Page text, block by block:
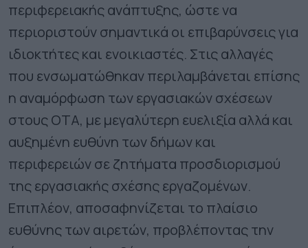
περιφερειακής ανάπτυξης, ώστε να
περιοριστούν σημαντικά οι επιβαρύνσεις για
ιδιοκτήτες και ενοικιαστές. Στις αλλαγές
που ενσωματώθηκαν περιλαμβάνεται επίσης
η αναμόρφωση των εργασιακών σχέσεων
στους ΟΤΑ, με μεγαλύτερη ευελιξία αλλά και
αυξημένη ευθύνη των δήμων και
περιφερειών σε ζητήματα προσδιορισμού
της εργασιακής σχέσης εργαζομένων.
Επιπλέον, αποσαφηνίζεται το πλαίσιο
ευθύνης των αιρετών, προβλέποντας την